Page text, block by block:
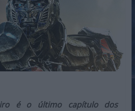
é o último capítulo dos